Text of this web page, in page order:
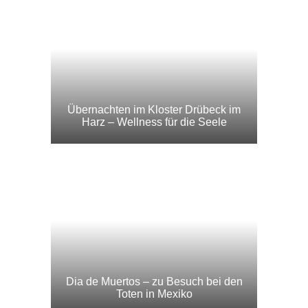
© 2019 - North Star Chronicles. Alle Rechte